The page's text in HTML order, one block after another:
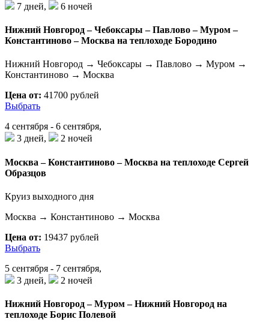
7 дней,
6 ночей
Нижний Новгород – Чебоксары – Павлово – Муром –
Константиново – Москва на теплоходе Бородино
Нижний Новгород → Чебоксары → Павлово → Муром →
Константиново → Москва
Цена от: 41700 рублей
Выбрать
4 сентября - 6 сентября,
3 дней,
2 ночей
Москва – Константиново – Москва на теплоходе Сергей
Образцов
Круиз выходного дня
Москва → Константиново → Москва
Цена от: 19437 рублей
Выбрать
5 сентября - 7 сентября,
3 дней,
2 ночей
Нижний Новгород – Муром – Нижний Новгород на
теплоходе Борис Полевой